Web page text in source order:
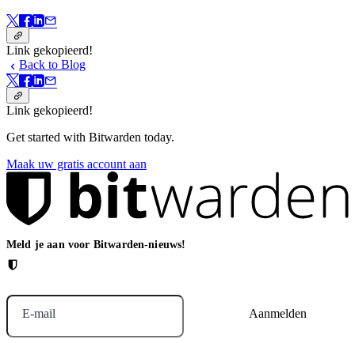
Link gekopieerd!
Back to Blog
Link gekopieerd!
Get started with Bitwarden today.
Maak uw gratis account aan
Meld je aan voor Bitwarden-nieuws!
E-mail